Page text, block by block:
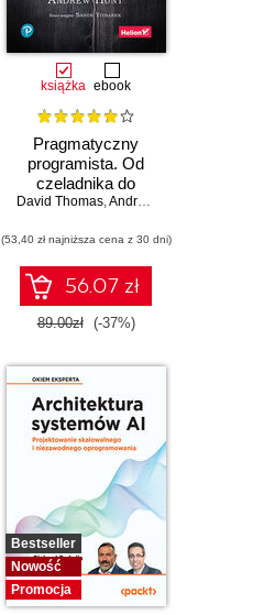
książka ebook
Pragmatyczny
programista. Od
czeladnika do
mistrza. Wydanie II
David Thomas,Andrew Hunt
(53,40 zł najniższa cena z 30 dni)
56.07 zł
89.00zł (-37%)
Bestseller
Nowość
Promocja